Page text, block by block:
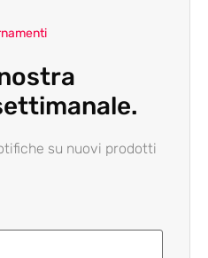
su nuovi prodotti